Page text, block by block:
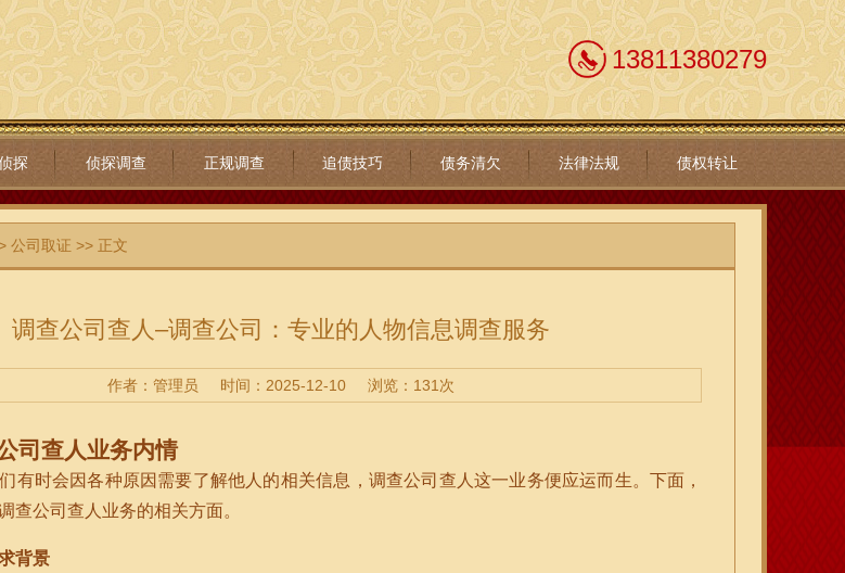
13811380279
探 侦探调查 正规调查 追债技巧 债务清欠 法律法规 债权转让
公司取证 >> 正文
调查公司查人–调查公司：专业的人物信息调查服务
作者：管理员 时间：2025-12-10 浏览：131次
司查人业务内情
有时会因各种原因需要了解他人的相关信息，调查公司查人这一业务便应运而生。下面，
查公司查人业务的相关方面。
背景